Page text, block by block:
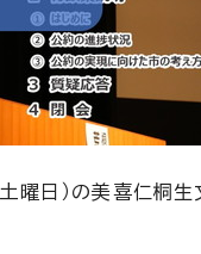
曜日）の美喜仁桐生